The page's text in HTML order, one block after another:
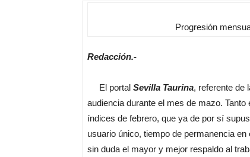
Progresión
Redacción.-
El portal Sevilla Taurina, referente de
audiencia durante el mes de mazo.
índices de febrero, que ya de por sí
usuario único, tiempo de permanencia
sin duda el mayor y mejor respaldo al